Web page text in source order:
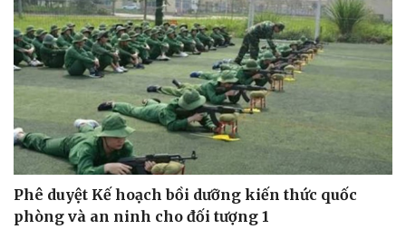
Phê duyệt Kế hoạch bồi dưỡng kiến thức quốc
phòng và an ninh cho đối tượng 1